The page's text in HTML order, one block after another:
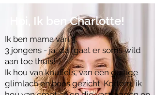
Hoi, Ik ben Charlotte!
Ik ben mama van 3.
3 jongens - ja, dat gaat er soms wild
aan toe thuis! :)
Ik hou van knuffels, van een guitige
glimlach en boos gezicht. Kortom, ik